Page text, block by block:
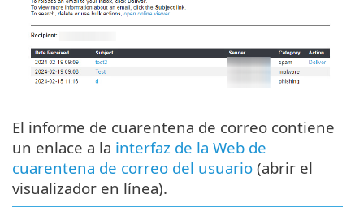
El informe de cuarentena de correo contiene
un enlace a la interfaz de la Web de
cuarentena de correo del usuario (abrir el
visualizador en línea).